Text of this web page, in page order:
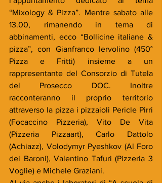
“Mixology & Pizza”. Mentre sabato alle
13.00, rimanendo in tema di
abbinamenti, ecco “Bollicine italiane &
pizza”, con Gianfranco Iervolino (450°
Pizza e Fritti) insieme a un
rappresentante del Consorzio di Tutela
del Prosecco DOC. Inoltre
racconteranno il proprio territorio
attraverso la pizza i pizzaioli Pericle Pirri
(Focaccino Pizzeria), Vito De Vita
(Pizzeria Pizzaart), Carlo Dattolo
(Achiazz), Volodymyr Pyeshkov (Al Foro
dei Baroni), Valentino Tafuri (Pizzeria 3
Voglie) e Michele Graziani.